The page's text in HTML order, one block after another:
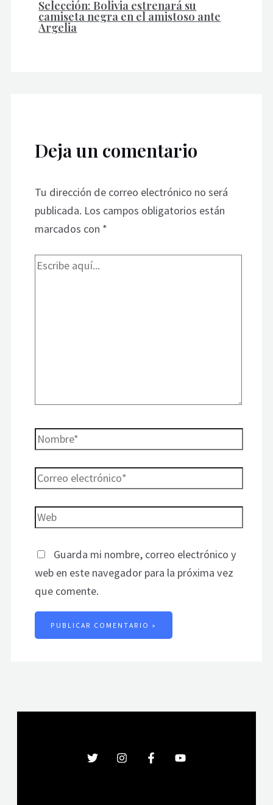
Selección: Bolivia estrenará su
camiseta negra en el amistoso ante
Argelia
Deja un comentario
Tu dirección de correo electrónico no será
publicada. Los campos obligatorios están
marcados con *
Guarda mi nombre, correo electrónico y
web en este navegador para la próxima vez
que comente.